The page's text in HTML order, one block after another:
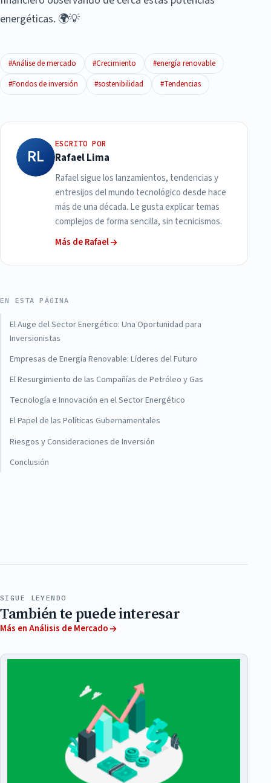
energéticas. 🌍💡
#Análise de mercado #Crecimiento
#energía renovable
#Fondos de inversión
#sostenibilidad #Tendencias
RL
ESCRITO POR
Rafael Lima
Rafael sigue los lanzamientos, tendencias y
entresijos del mundo tecnológico desde hace
más de una década. Le gusta explicar temas
complejos de forma sencilla, sin tecnicismos.
Más de Rafael
EN ESTA PÁGINA
El Auge del Sector Energético: Una Oportunidad para
Inversionistas
Empresas de Energía Renovable: Líderes del Futuro
El Resurgimiento de las Compañías de Petróleo y Gas
Tecnología e Innovación en el Sector Energético
El Papel de las Políticas Gubernamentales
Riesgos y Consideraciones de Inversión
Conclusión
SIGUE LEYENDO
También te puede interesar
Más en Análisis de Mercado